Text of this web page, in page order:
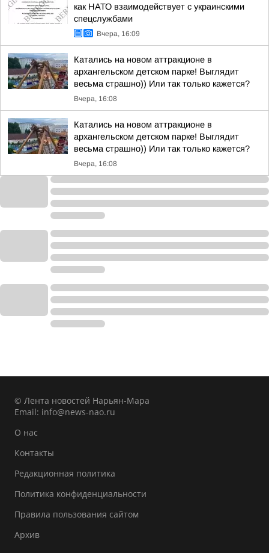
как НАТО взаимодействует с украинскими
спецслужбами
Вчера, 16:09
Катались на новом аттракционе в
архангельском детском парке! Выглядит
весьма страшно)) Или так только кажется?
Вчера, 16:08
Катались на новом аттракционе в
архангельском детском парке! Выглядит
весьма страшно)) Или так только кажется?
Вчера, 16:08
© Лента новостей Нарьян-Мара
Email: info@news-nao.ru
О нас
Контакты
Редакционная политика
Политика конфиденциальности
Правила пользования сайтом
Архив